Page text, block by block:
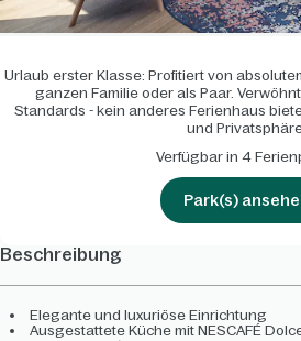
Urlaub erster Klasse: Profitiert von
ganzen Familie oder als Paar.
Standards - kein anderes Ferienhaus
und
Verfügbar in 4
Park(s)
Beschreibung
Elegante und luxuriöse Einrichtung
Ausgestattete Küche mit NESCAFÉ